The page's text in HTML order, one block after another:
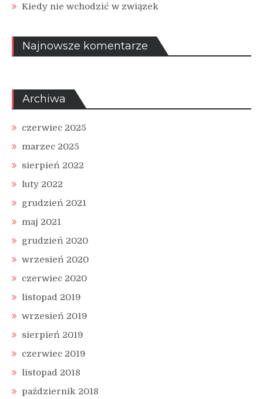
Kiedy nie wchodzić w związek
Najnowsze komentarze
Archiwa
czerwiec 2025
marzec 2025
sierpień 2022
luty 2022
grudzień 2021
maj 2021
grudzień 2020
wrzesień 2020
czerwiec 2020
listopad 2019
wrzesień 2019
sierpień 2019
czerwiec 2019
listopad 2018
październik 2018